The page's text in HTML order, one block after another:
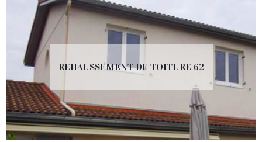
REHAUSSEMENT DE TOITURE 62